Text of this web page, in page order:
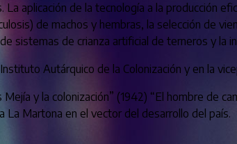
aplicación de la tecnología a la producción
de machos y hembras, la selección de
sistemas de crianza artificial de terneros y la
Autárquico de la Colonización y en la
y la colonización” (1942) “El hombre de
La Martona en el vector del desarrollo del país.